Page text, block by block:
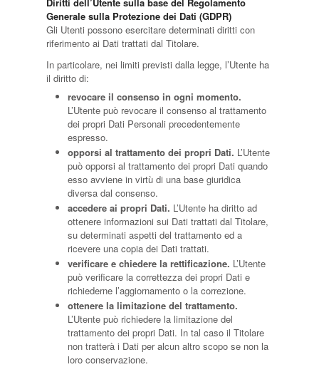
Generale sulla Protezione dei Dati (GDPR)
Gli Utenti possono esercitare determinati diritti con
riferimento ai Dati trattati dal Titolare.
In particolare, nei limiti previsti dalla legge, l’Utente ha
il diritto di:
revocare il consenso in ogni momento.
L’Utente può revocare il consenso al trattamento
dei propri Dati Personali precedentemente
espresso.
opporsi al trattamento dei propri Dati. L’Utente
può opporsi al trattamento dei propri Dati quando
esso avviene in virtù di una base giuridica
diversa dal consenso.
accedere ai propri Dati. L’Utente ha diritto ad
ottenere informazioni sui Dati trattati dal Titolare,
su determinati aspetti del trattamento ed a
ricevere una copia dei Dati trattati.
verificare e chiedere la rettificazione. L’Utente
può verificare la correttezza dei propri Dati e
richiederne l’aggiornamento o la correzione.
ottenere la limitazione del trattamento.
L’Utente può richiedere la limitazione del
trattamento dei propri Dati. In tal caso il Titolare
non tratterà i Dati per alcun altro scopo se non la
loro conservazione.